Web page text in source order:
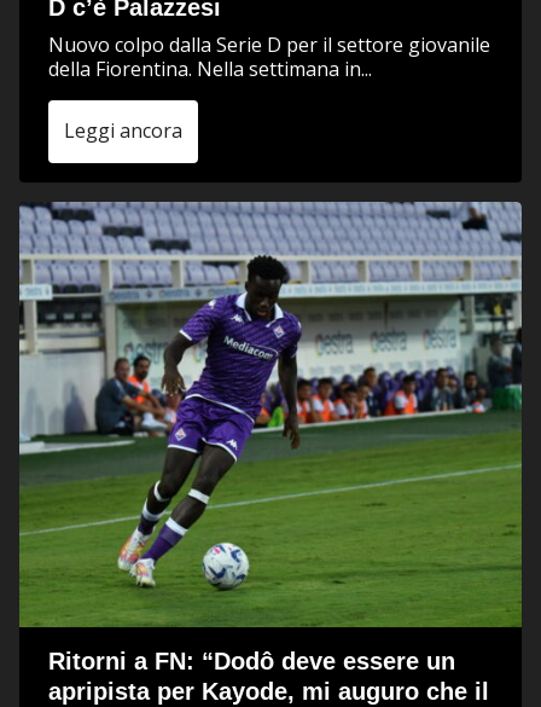
D c’è Palazzesi
Nuovo colpo dalla Serie D per il settore giovanile
della Fiorentina. Nella settimana in...
Leggi ancora
Ritorni a FN: “Dodô deve essere un
apripista per Kayode, mi auguro che il